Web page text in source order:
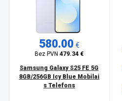
580.00 €
Bez PVN479.34 €
Samsung Galaxy S25 FE 5G
8GB/256GB Icy Blue Mobilai
s Telefons